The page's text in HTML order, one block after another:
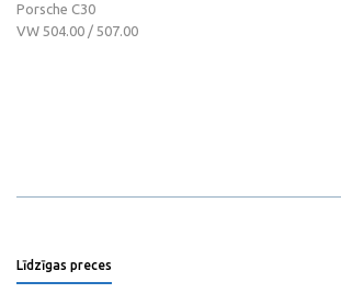
Porsche C30
VW 504.00 / 507.00
Līdzīgas preces